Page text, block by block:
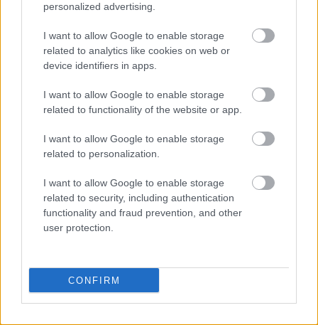
personalized advertising.
I want to allow Google to enable storage
related to analytics like cookies on web or
device identifiers in apps.
I want to allow Google to enable storage
related to functionality of the website or app.
I want to allow Google to enable storage
related to personalization.
I want to allow Google to enable storage
related to security, including authentication
functionality and fraud prevention, and other
user protection.
CONFIRM